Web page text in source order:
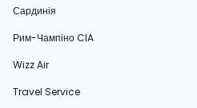
Сардинія
Рим-Чампіно CIA
Wizz Air
Travel Service